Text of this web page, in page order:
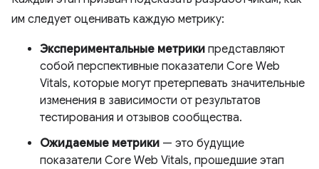
им следует оценивать каждую метрику:
Экспериментальные метрики представляют
собой перспективные показатели Core Web
Vitals, которые могут претерпевать значительные
изменения в зависимости от результатов
тестирования и отзывов сообщества.
Ожидаемые метрики — это будущие
показатели Core Web Vitals, прошедшие этап